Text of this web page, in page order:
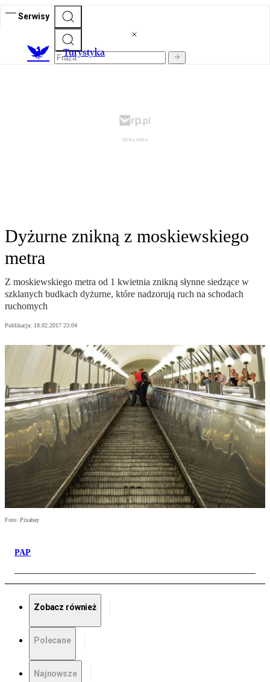
Serwisy
Turystyka
Dyżurne znikną z moskiewskiego
metra
Z moskiewskiego metra od 1 kwietnia znikną słynne siedzące w
szklanych budkach dyżurne, które nadzorują ruch na schodach
ruchomych
Publikacja: 18.02.2017 23:04
Foto: Pixabay
PAP
Zobacz również
Polecane
Najnowsze